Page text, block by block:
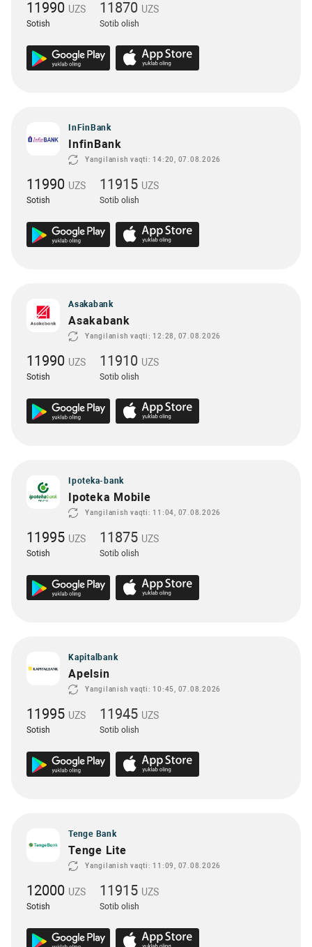
11990 UZS
Sotish
11870 UZS
Sotib olish
InFinBank
InfinBank
Yangilanish vaqti: 14:20, 07.08.2026
11990 UZS
Sotish
11915 UZS
Sotib olish
Asakabank
Asakabank
Yangilanish vaqti: 12:28, 07.08.2026
11990 UZS
Sotish
11910 UZS
Sotib olish
Ipoteka-bank
Ipoteka Mobile
Yangilanish vaqti: 11:04, 07.08.2026
11995 UZS
Sotish
11875 UZS
Sotib olish
Kapitalbank
Apelsin
Yangilanish vaqti: 10:45, 07.08.2026
11995 UZS
Sotish
11945 UZS
Sotib olish
Tenge Bank
Tenge Lite
Yangilanish vaqti: 11:09, 07.08.2026
12000 UZS
Sotish
11915 UZS
Sotib olish